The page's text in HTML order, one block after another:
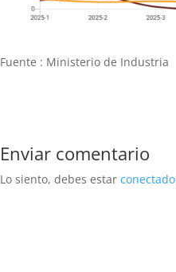
Fuente : Ministerio de Industria
Enviar comentario
Lo siento, debes estarconectado